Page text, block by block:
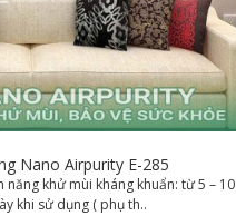
Nano Airpurity E-285
năng khử mùi kháng khuẩn: từ 5 – 10
khi sử dụng ( phụ th..